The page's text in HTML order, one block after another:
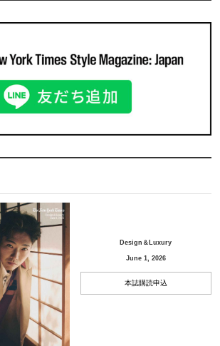
Design＆Luxury
June 1, 2026
本誌購読申込